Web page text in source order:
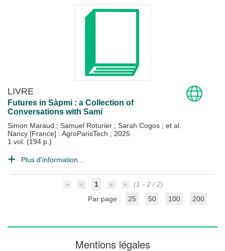
LIVRE
Futures in Sàpmi : a Collection of
Conversations with Sami
Simon Maraud ; Samuel Roturier ; Sarah Cogos ; et al.
Nancy [France] : AgroParisTech ; 2025
1 vol. (194 p.)
Plus d'information...
1
(1 - 2 / 2)
Par page :
25 50 100 200
Mentions légales